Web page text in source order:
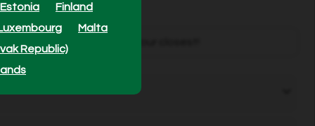
Estonia
Finland
Malta
Republic)
1100 retailers - find your closest!